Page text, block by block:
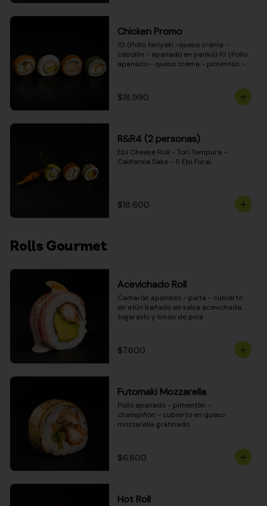
teriyaki - queso crema - cebollín -
envuelto en masa tempura) 10
(Pimentón - queso crema - cebollín -
envuelto en masa tempura)
Chicken Promo
10 (Pollo teriyaki -queso crema -
cebollín - apanado en panko) 10 (Pollo
apanado - queso crema - pimentón -
ciboulette) 10 (Pollo teriyaki - palta -
envuelto en queso crema)
$18.990
R&R4 (2 personas)
Ebi Cheese Roll - Tori Tempura -
California Sake - 5 Ebi Furai
$18.600
Rolls Gourmet
Acevichado Roll
Camarón apanado - palta - cubierto
en atún bañado en salsa acevichada,
togarashi y limón de pica
$7.600
Futomaki Mozzarella
Pollo apanado - pimentón -
champiñón - cubierto en queso
mozzarella gratinado
$6.800
Hot Roll